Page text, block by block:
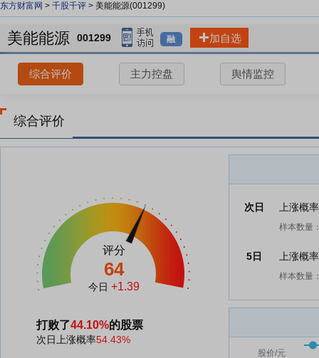
东方财富网 > 千股千评 > 美能能源(001299)
美能能源 001299 融 加自选
综合评价 主力控盘 舆情监控
综合评价
评分
64
今日 +1.39
打败了44.10%的股票
次日上涨概率54.43%
次日 上涨概
样本数量
5日 上涨概
样本数量